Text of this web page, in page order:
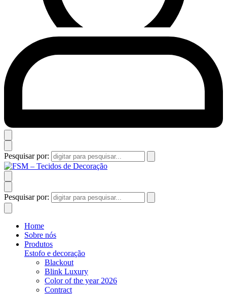
Pesquisar por:
Pesquisar por:
Home
Sobre nós
Produtos
Estofo e decoração
Blackout
Blink Luxury
Color of the year 2026
Contract